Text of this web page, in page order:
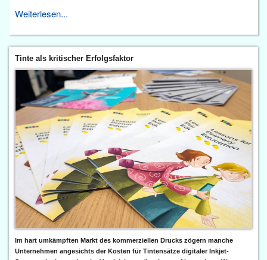
Weiterlesen...
Tinte als kritischer Erfolgsfaktor
Im hart umkämpften Markt des kommerziellen Drucks zögern manche
Unternehmen angesichts der Kosten für Tintensätze digitaler Inkjet-